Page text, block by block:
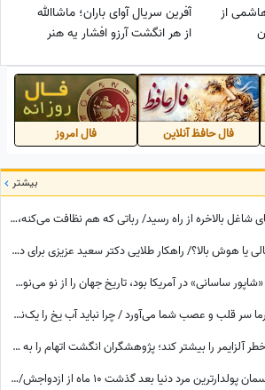
از
بوده که
آفرین سریال آوای باران؛ ماشاالله
از هر انگشت آرزو افشار یه هنر
فال حافظ آنلاین فال امروز
بیشتر
(ویدیو) دوای درد خانم های شاغل بالاخره از راه رسید/ رباتی که هم نظافت می‌کنه، هم شیرینی می‌پزه، هم دلتون رو با سنتور می‌بره!😍
(ویدئو) راز پنهان بیش‌فعالی یا هوش بالا؟/ راهکار طلایی دکتر سعید عزیزی برای درمان عدم تمرکز دانش‌آموزان در کلاس درس
اگر این شاهکار غول‌پیکر «شاپور ساسانی» در آمریکا بود، تاریخ جهان را از نو می‌نوشتند! + فیلم غار کازرون
بلایی که آب یخ در اوج گرما سر قلب و عصب شما می‌آورد / چرا نباید آب یخ را یک‌نفس سر کشید؟
یک عادت ساده که شاید خطر آلزایمر را بیشتر کند؛ پژوهشگران انگشت اتهام را به سمت تلویزیون گرفتند
تغییرچهره از زمین تا به آسمان پولدارترین مرد دنیا بعد گذشت 10 ماه از ازدواجش/ چه زود پیرت کرد+عکس